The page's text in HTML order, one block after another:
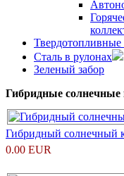
Твердотопливные
Сталь в рулонах
Зеленый забор
Гибридные
Гибридный солнечный
0.00 EUR